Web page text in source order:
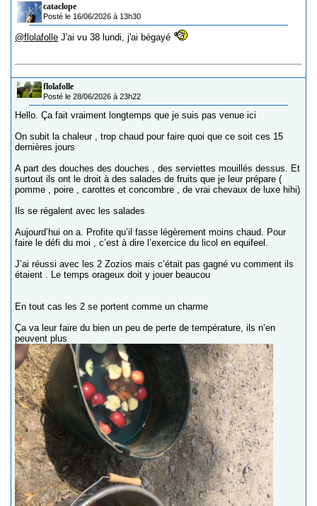
cataclope
Posté le 16/06/2026 à 13h30
@flolafolle J'ai vu 38 lundi, j'ai bégayé
flolafolle
Posté le 28/06/2026 à 23h22
Hello. Ça fait vraiment longtemps que je suis pas venue ici
On subit la chaleur , trop chaud pour faire quoi que ce soit ces 15
dernières jours
A part des douches des douches , des serviettes mouillés dessus. Et
surtout ils ont le droit à des salades de fruits que je leur prépare (
pomme , poire , carottes et concombre , de vrai chevaux de luxe hihi)
Ils se régalent avec les salades
Aujourd’hui on a. Profite qu’il fasse légèrement moins chaud. Pour
faire le défi du moi , c’est à dire l’exercice du licol en equifeel.
J’ai réussi avec les 2 Zozios mais c’était pas gagné vu comment ils
étaient . Le temps orageux doit y jouer beaucou
En tout cas les 2 se portent comme un charme
Ça va leur faire du bien un peu de perte de température, ils n’en
peuvent plus